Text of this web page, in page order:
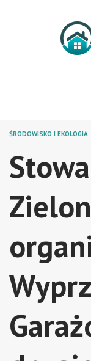
ŚRODOWISKO I EKOLOGIA